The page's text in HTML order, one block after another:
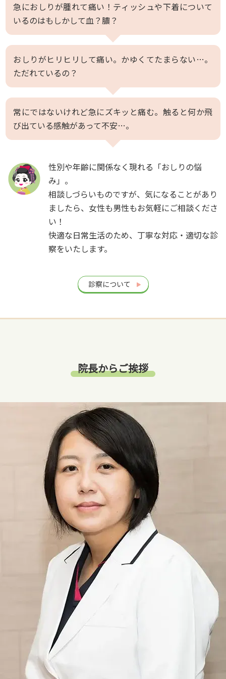
急におしりが腫れて痛い！ティッシュや下着について
いるのはもしかして血？膿？
おしりがヒリヒリして痛い。かゆくてたまらない…。
ただれているの？
常にではないけれど急にズキッと痛む。触ると何か飛
び出ている感触があって不安…。
性別や年齢に関係なく現れる「おしりの悩
み」。
相談しづらいものですが、気になることがあり
ましたら、女性も男性もお気軽にご相談くださ
い！
快適な日常生活のため、丁寧な対応・適切な診
察をいたします。
診察について
院長からご挨拶